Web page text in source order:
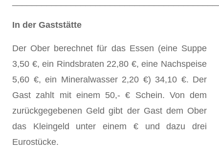
In der Gaststätte
Der Ober berechnet für das Essen (eine Suppe
3,50 €, ein Rindsbraten 22,80 €, eine Nachspeise
5,60 €, ein Mineralwasser 2,20 €) 34,10 €. Der
Gast zahlt mit einem 50,- € Schein. Von dem
zurückgegebenen Geld gibt der Gast dem Ober
das Kleingeld unter einem € und dazu drei
Eurostücke.